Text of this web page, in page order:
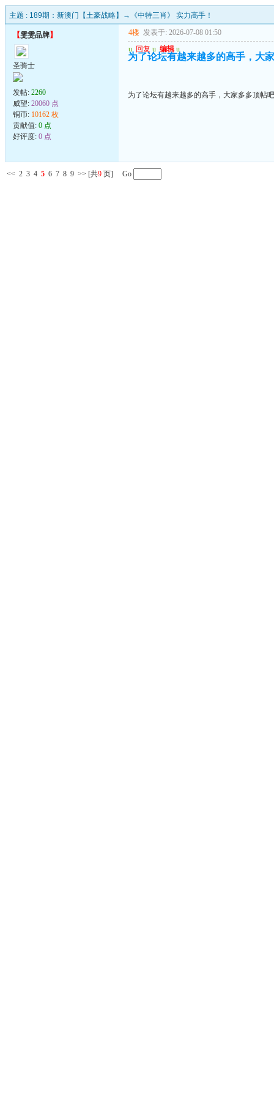
主题 : 189期：新澳门【土豪战略】→《中特三肖》 实力高手！
【雯雯品牌】
圣骑士
发帖: 2260
威望: 20060 点
铜币: 10162 枚
贡献值: 0 点
好评度: 0 点
4楼 发表于: 2026-07-08 01:50
u 回复 u 编辑 u
为了论坛有越来越多的高手，大
为了论坛有越来越多的高手，大家多多顶帖
<< 2 3 4 5 6 7 8 9 >> [共9 页] Go